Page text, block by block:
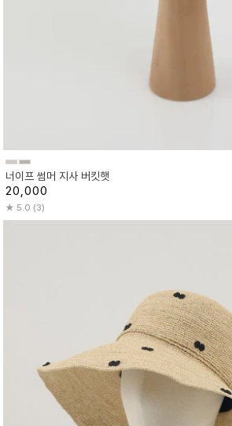
너이프 썸머 지사 버킷햇
20,000
5.0 (3)